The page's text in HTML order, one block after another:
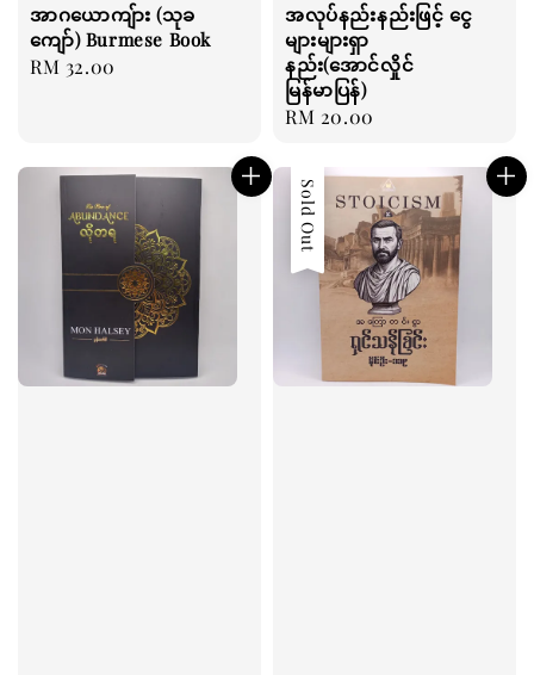
အာဂယောကျ်ား (သုခ
ကျော်) Burmese Book
Regular
RM 32.00
အလုပ်နည်းနည်းဖြင့် ငွေ
များများရှာ
နည်း(အောင်လှိုင်
မြန်မာပြန်)
Regular
RM 20.00
Sold Out